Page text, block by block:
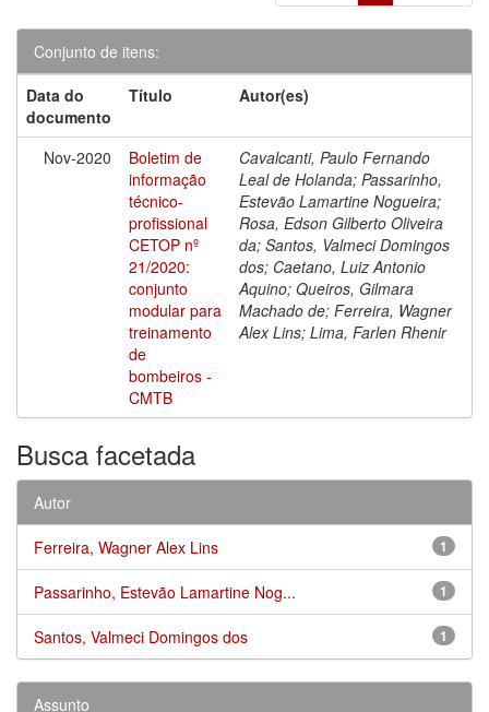
Conjunto de itens:
Data do
documento
Título Autor(es)
Nov-2020
Boletim de
informação
técnico-
profissional
CETOP nº
21/2020:
conjunto
modular para
treinamento
de
bombeiros -
CMTB
Cavalcanti, Paulo Fernando
Leal de Holanda; Passarinho,
Estevão Lamartine Nogueira;
Rosa, Edson Gilberto Oliveira
da; Santos, Valmeci Domingos
dos; Caetano, Luiz Antonio
Aquino; Queiros, Gilmara
Machado de; Ferreira, Wagner
Alex Lins; Lima, Farlen Rhenir
Busca facetada
Autor
1
Ferreira, Wagner Alex Lins
1
Passarinho, Estevão Lamartine Nog...
1
Santos, Valmeci Domingos dos
Assunto